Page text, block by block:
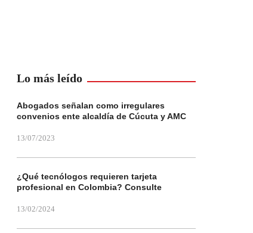
Lo más leído
Abogados señalan como irregulares
convenios ente alcaldía de Cúcuta y AMC
13/07/2023
¿Qué tecnólogos requieren tarjeta
profesional en Colombia? Consulte
13/02/2024